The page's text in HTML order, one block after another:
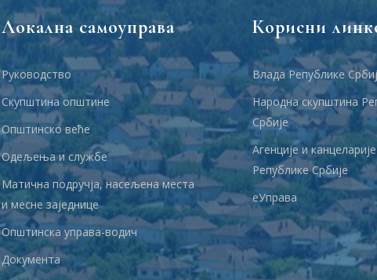
Локална самоуправа
Руководство
Скупштина општине
Општинско веће
Одељења и службе
Матична подручја, насељена места
и месне заједнице
Општинска управа-водич
Документа
Корисни
Влада Републике
Народна скупштина
Србије
Агенције и
Републике Србије
еУправа